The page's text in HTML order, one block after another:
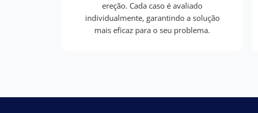
ereção. Cada caso é avaliado
individualmente, garantindo a solução
mais eficaz para o seu problema.